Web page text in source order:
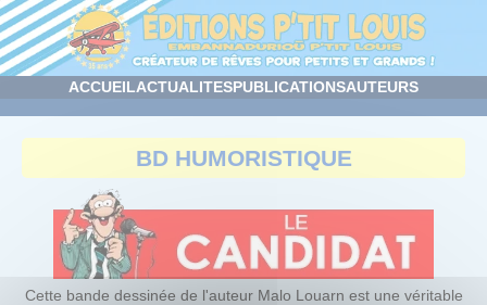
ACCUEILACTUALITESPUBLICATIONSAUTEURS
BD HUMORISTIQUE
Cette bande dessinée de l'auteur Malo Louarn est une véritable
Panneau de gestion des cookies